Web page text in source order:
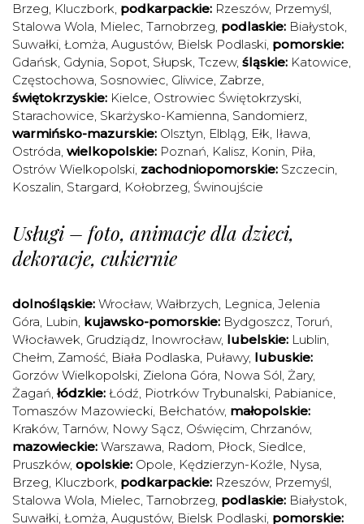
Brzeg, Kluczbork, podkarpackie: Rzeszów, Przemyśl,
Stalowa Wola, Mielec, Tarnobrzeg, podlaskie: Białystok,
Suwałki, Łomża, Augustów, Bielsk Podlaski, pomorskie:
Gdańsk, Gdynia, Sopot, Słupsk, Tczew, śląskie: Katowice,
Częstochowa, Sosnowiec, Gliwice, Zabrze,
świętokrzyskie: Kielce, Ostrowiec Świętokrzyski,
Starachowice, Skarżysko-Kamienna, Sandomierz,
warmińsko-mazurskie: Olsztyn, Elbląg, Ełk, Iława,
Ostróda, wielkopolskie: Poznań, Kalisz, Konin, Piła,
Ostrów Wielkopolski, zachodniopomorskie: Szczecin,
Koszalin, Stargard, Kołobrzeg, Świnoujście
Usługi – foto, animacje dla dzieci,
dekoracje, cukiernie
dolnośląskie: Wrocław, Wałbrzych, Legnica, Jelenia
Góra, Lubin, kujawsko-pomorskie: Bydgoszcz, Toruń,
Włocławek, Grudziądz, Inowrocław, lubelskie: Lublin,
Chełm, Zamość, Biała Podlaska, Puławy, lubuskie:
Gorzów Wielkopolski, Zielona Góra, Nowa Sól, Żary,
Żagań, łódzkie: Łódź, Piotrków Trybunalski, Pabianice,
Tomaszów Mazowiecki, Bełchatów, małopolskie:
Kraków, Tarnów, Nowy Sącz, Oświęcim, Chrzanów,
mazowieckie: Warszawa, Radom, Płock, Siedlce,
Pruszków, opolskie: Opole, Kędzierzyn-Koźle, Nysa,
Brzeg, Kluczbork, podkarpackie: Rzeszów, Przemyśl,
Stalowa Wola, Mielec, Tarnobrzeg, podlaskie: Białystok,
Suwałki, Łomża, Augustów, Bielsk Podlaski, pomorskie: